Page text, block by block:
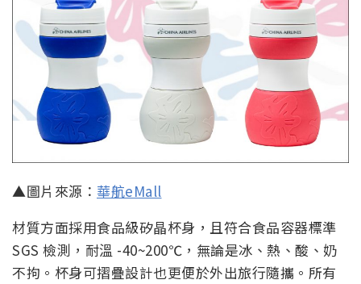
▲圖片來源： 華航eMall
材質方面採用食品級矽晶杯身，且符合食品容器標準
SGS 檢測，耐溫 -40~200℃，無論是冰、熱、酸、奶
不拘。杯身可摺疊設計也更便於外出旅行隨攜。所有